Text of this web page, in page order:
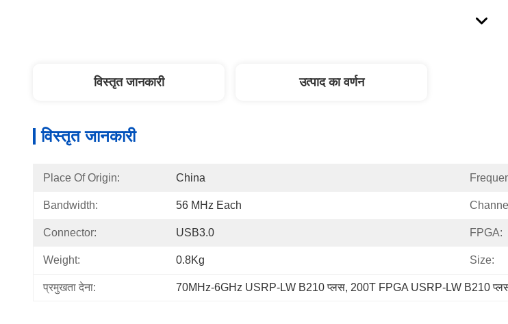
विस्तृत जानकारी उत्पाद का वर्णन
विस्तृत जानकारी
Place Of Origin: China
Bandwidth: 56 MHz Each
Connector: USB3.0 FPGA:
Weight: 0.8Kg Size:
प्रमुखता देना: 70MHz-6GHz USRP-LW B210 प्लस, 200T FPGA USRP-LW B210